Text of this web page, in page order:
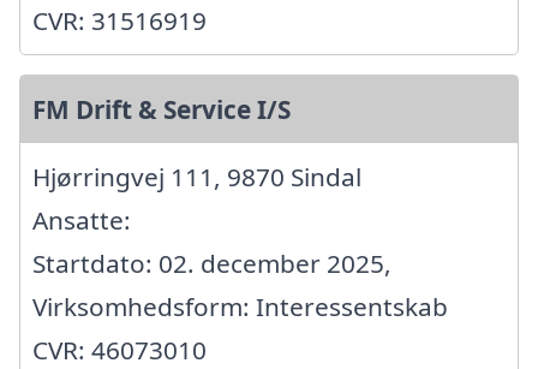
CVR: 31516919
FM Drift & Service I/S
Hjørringvej 111, 9870 Sindal
Ansatte:
Startdato: 02. december 2025,
Virksomhedsform: Interessentskab
CVR: 46073010